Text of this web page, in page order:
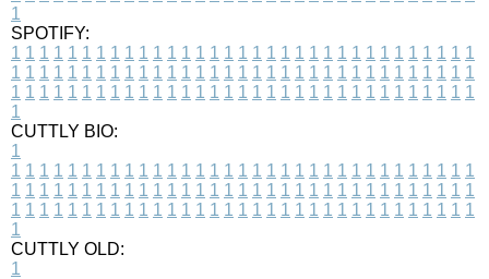
1
SPOTIFY:
1 1 1 1 1 1 1 1 1 1 1 1 1 1 1 1 1 1 1 1 1 1 1 1 1 1 1 1 1 1 1 1 1
1 1 1 1 1 1 1 1 1 1 1 1 1 1 1 1 1 1 1 1 1 1 1 1 1 1 1 1 1 1 1 1 1
1 1 1 1 1 1 1 1 1 1 1 1 1 1 1 1 1 1 1 1 1 1 1 1 1 1 1 1 1 1 1 1 1
1
CUTTLY BIO:
1
1 1 1 1 1 1 1 1 1 1 1 1 1 1 1 1 1 1 1 1 1 1 1 1 1 1 1 1 1 1 1 1 1
1 1 1 1 1 1 1 1 1 1 1 1 1 1 1 1 1 1 1 1 1 1 1 1 1 1 1 1 1 1 1 1 1
1 1 1 1 1 1 1 1 1 1 1 1 1 1 1 1 1 1 1 1 1 1 1 1 1 1 1 1 1 1 1 1 1
1
CUTTLY OLD:
1